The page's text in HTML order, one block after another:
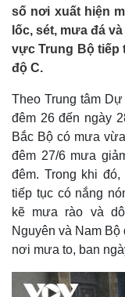
số nơi xuất hiện
lốc, sét, mưa đá
vực Trung Bộ tiếp
độ C.
Theo Trung tâm
đêm 26 đến ngày
Bắc Bộ có mưa
đêm 27/6 mưa
đêm. Trong khi
tiếp tục có nắng
kẽ mưa rào và
Nguyên và Nam
nơi mưa to, ban